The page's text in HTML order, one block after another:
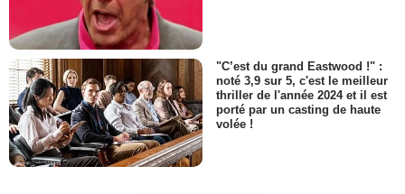
"C’est du grand Eastwood !" :
noté 3,9 sur 5, c'est le meilleur
thriller de l'année 2024 et il est
porté par un casting de haute
volée !